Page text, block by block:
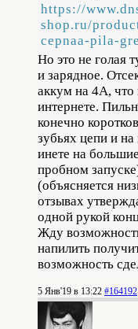
https://
shop.ru/
cepnaa-pila-
Но это не голая
и зарядное.
аккум на 4А, что
интернете.
конечно
зубьях цепи и
инете на
пробном
(объясняется
отзывах
одной рукой
Жду
напилить
возможность
5 Янв'19 в 13:22 #164192